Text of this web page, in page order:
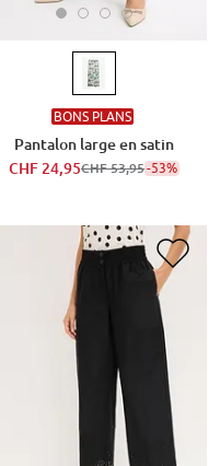
BONS PLANS
Pantalon large en satin
CHF 24,95CHF 53,95-53%